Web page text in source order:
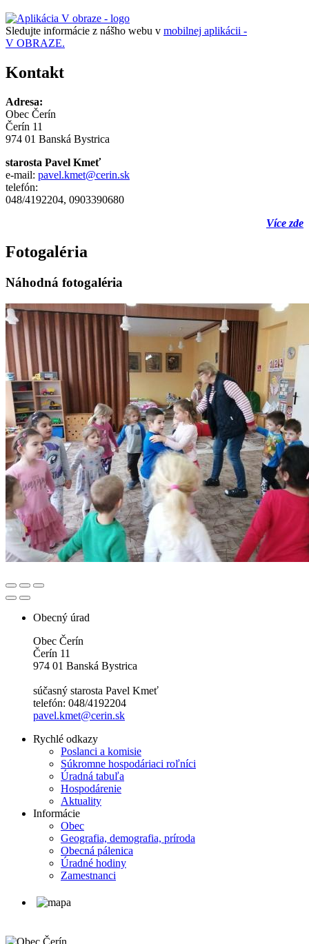
Sledujte informácie z nášho webu v mobilnej aplikácii -
V OBRAZE.
Kontakt
Adresa:
Obec Čerín
Čerín 11
974 01 Banská Bystrica
starosta Pavel Kmeť
e-mail: pavel.kmet@cerin.sk
telefón:
048/4192204, 0903390680
Více zde
Fotogaléria
Náhodná fotogaléria
Obecný úrad
Obec Čerín
Čerín 11
974 01 Banská Bystrica
súčasný starosta Pavel Kmeť
telefón: 048/4192204
pavel.kmet@cerin.sk
Rychlé odkazy
Poslanci a komisie
Súkromne hospodáriaci roľníci
Úradná tabuľa
Hospodárenie
Aktuality
Informácie
Obec
Geografia, demografia, príroda
Obecná pálenica
Úradné hodiny
Zamestnanci